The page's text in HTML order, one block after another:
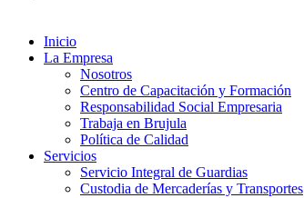
Inicio
La Empresa
Nosotros
Centro de Capacitación y Formación
Responsabilidad Social Empresaria
Trabaja en Brujula
Política de Calidad
Servicios
Servicio Integral de Guardias
Custodia de Mercaderías y Transportes